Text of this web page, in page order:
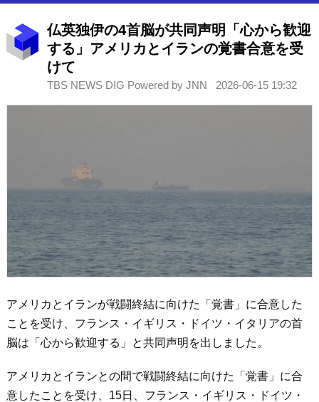
仏英独伊の4首脳が共同声明「心から歓迎
する」アメリカとイランの覚書合意を受
けて
TBS NEWS DIG Powered by JNN 2026-06-15 19:32
アメリカとイランが戦闘終結に向けた「覚書」に合意した
ことを受け、フランス・イギリス・ドイツ・イタリアの首
脳は「心から歓迎する」と共同声明を出しました。
アメリカとイランとの間で戦闘終結に向けた「覚書」に合
意したことを受け、15日、フランス・イギリス・ドイツ・